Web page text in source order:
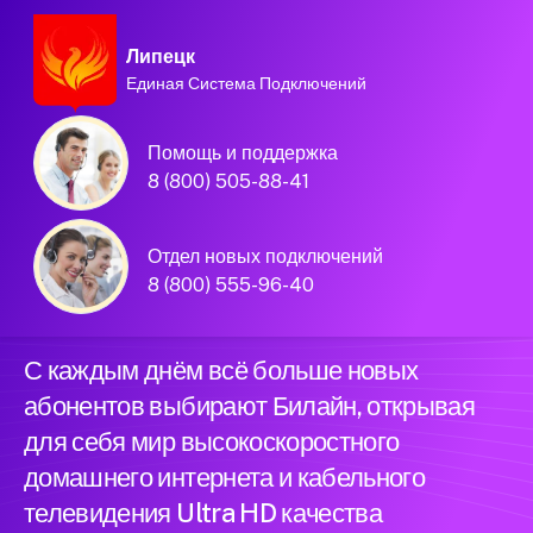
Липецк
Единая Система Подключений
Помощь и поддержка
8 (800) 505-88-41
Отдел новых подключений
8 (800) 555-96-40
Домашний интернет и
телевидение
Билайн в городе
Липецк
С каждым днём всё больше новых
абонентов выбирают Билайн, открывая
для себя мир высокоскоростного
домашнего интернета и кабельного
телевидения Ultra HD качества